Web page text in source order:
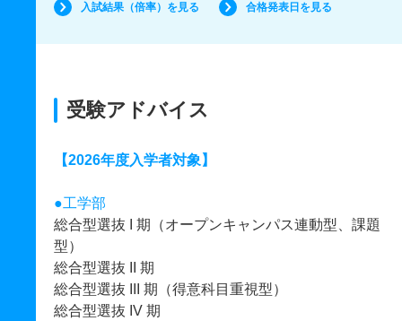
入試結果（倍率）を見る 合格発表日を見る
受験アドバイス
【2026年度入学者対象】
●工学部
総合型選抜 I 期（オープンキャンパス連動型、課題
型）
総合型選抜 II 期
総合型選抜 III 期（得意科目重視型）
総合型選抜 IV 期